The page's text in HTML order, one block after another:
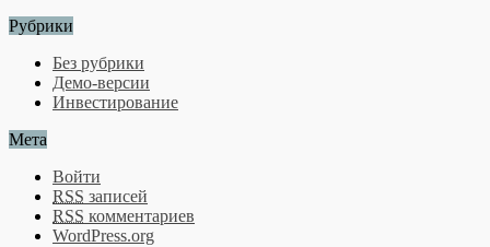
Рубрики
Без рубрики
Демо-версии
Инвестирование
Мета
Войти
RSS записей
RSS комментариев
WordPress.org